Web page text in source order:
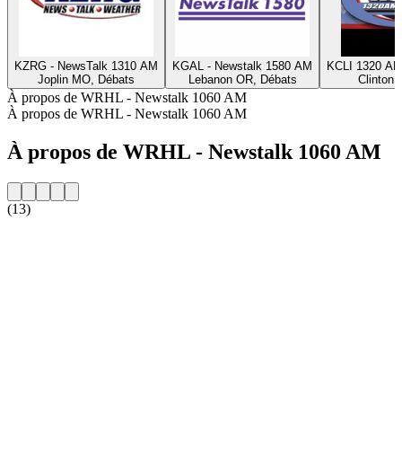
KZRG - NewsTalk 1310 AM
Joplin MO, Débats
KGAL - Newstalk 1580 AM
Lebanon OR, Débats
KCLI 1320
Clinton
À propos de WRHL - Newstalk 1060 AM
À propos de WRHL - Newstalk 1060 AM
À propos de WRHL - Newstalk 1060 AM
(13)